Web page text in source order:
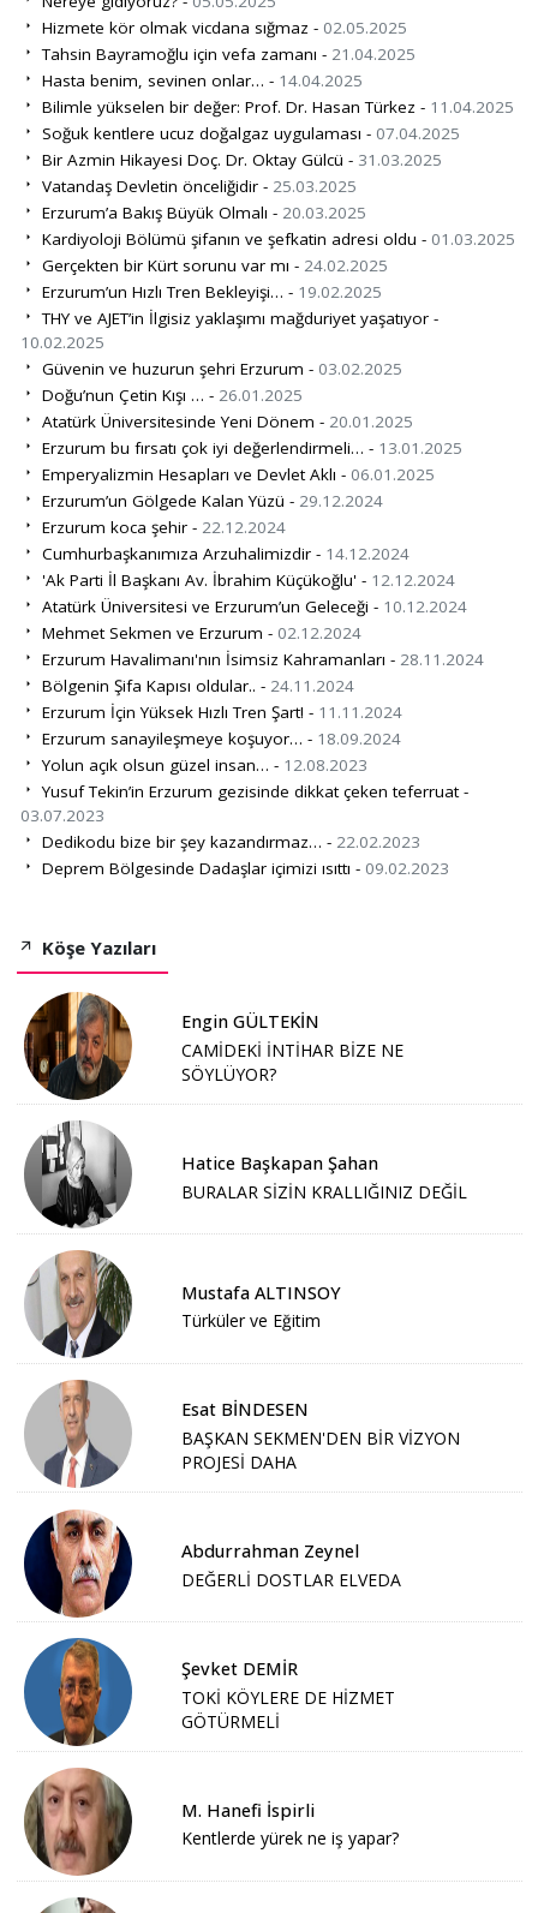
Hizmete kör olmak vicdana sığmaz - 02.05.2025
Tahsin Bayramoğlu için vefa zamanı - 21.04.2025
Hasta benim, sevinen onlar… - 14.04.2025
Bilimle yükselen bir değer: Prof. Dr. Hasan Türkez - 11.04.2025
Soğuk kentlere ucuz doğalgaz uygulaması - 07.04.2025
Bir Azmin Hikayesi Doç. Dr. Oktay Gülcü - 31.03.2025
Vatandaş Devletin önceliğidir - 25.03.2025
Erzurum’a Bakış Büyük Olmalı - 20.03.2025
Kardiyoloji Bölümü şifanın ve şefkatin adresi oldu - 01.03.2025
Gerçekten bir Kürt sorunu var mı - 24.02.2025
Erzurum’un Hızlı Tren Bekleyişi… - 19.02.2025
THY ve AJET’in İlgisiz yaklaşımı mağduriyet yaşatıyor -
10.02.2025
Güvenin ve huzurun şehri Erzurum - 03.02.2025
Doğu’nun Çetin Kışı … - 26.01.2025
Atatürk Üniversitesinde Yeni Dönem - 20.01.2025
Erzurum bu fırsatı çok iyi değerlendirmeli… - 13.01.2025
Emperyalizmin Hesapları ve Devlet Aklı - 06.01.2025
Erzurum’un Gölgede Kalan Yüzü - 29.12.2024
Erzurum koca şehir - 22.12.2024
Cumhurbaşkanımıza Arzuhalimizdir - 14.12.2024
'Ak Parti İl Başkanı Av. İbrahim Küçükoğlu' - 12.12.2024
Atatürk Üniversitesi ve Erzurum’un Geleceği - 10.12.2024
Mehmet Sekmen ve Erzurum - 02.12.2024
Erzurum Havalimanı'nın İsimsiz Kahramanları - 28.11.2024
Bölgenin Şifa Kapısı oldular.. - 24.11.2024
Erzurum İçin Yüksek Hızlı Tren Şart! - 11.11.2024
Erzurum sanayileşmeye koşuyor… - 18.09.2024
Yolun açık olsun güzel insan… - 12.08.2023
Yusuf Tekin’in Erzurum gezisinde dikkat çeken teferruat -
03.07.2023
Dedikodu bize bir şey kazandırmaz… - 22.02.2023
Deprem Bölgesinde Dadaşlar içimizi ısıttı - 09.02.2023
Köşe Yazıları
Engin GÜLTEKİN
CAMİDEKİ İNTİHAR BİZE NE
SÖYLÜYOR?
Hatice Başkapan Şahan
BURALAR SİZİN KRALLIĞINIZ DEĞİL
Mustafa ALTINSOY
Türküler ve Eğitim
Esat BİNDESEN
BAŞKAN SEKMEN'DEN BİR VİZYON
PROJESİ DAHA
Abdurrahman Zeynel
DEĞERLİ DOSTLAR ELVEDA
Şevket DEMİR
TOKİ KÖYLERE DE HİZMET
GÖTÜRMELİ
M. Hanefi İspirli
Kentlerde yürek ne iş yapar?